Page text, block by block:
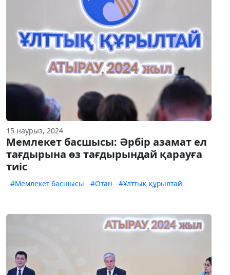
15 наурыз, 2024
Мемлекет басшысы: Әрбір азамат ел
тағдырына өз тағдырындай қарауға
тиіс
#Мемлекет басшысы #Отан #Ұлттық құрылтай